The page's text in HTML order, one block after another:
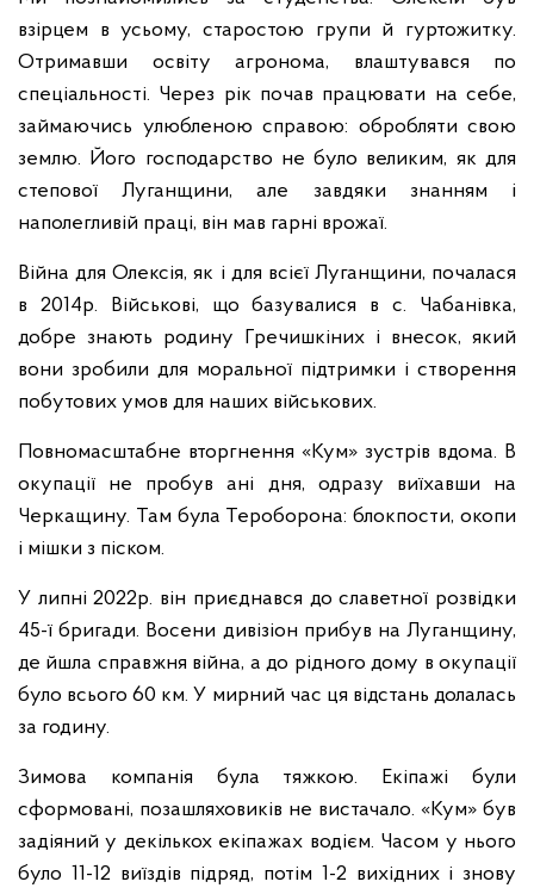
взірцем в усьому, старостою групи й гуртожитку.
Отримавши освіту агронома, влаштувався по
спеціальності. Через рік почав працювати на себе,
займаючись улюбленою справою: обробляти свою
землю. Його господарство не було великим, як для
степової Луганщини, але завдяки знанням і
наполегливій праці, він мав гарні врожаї.
Війна для Олексія, як і для всієї Луганщини, почалася
в 2014р. Військові, що базувалися в с. Чабанівка,
добре знають родину Гречишкіних і внесок, який
вони зробили для моральної підтримки і створення
побутових умов для наших військових.
Повномасштабне вторгнення «Кум» зустрів вдома. В
окупації не пробув ані дня, одразу виїхавши на
Черкащину. Там була Тероборона: блокпости, окопи
і мішки з піском.
У липні 2022р. він приєднався до славетної розвідки
45-ї бригади. Восени дивізіон прибув на Луганщину,
де йшла справжня війна, а до рідного дому в окупації
було всього 60 км. У мирний час ця відстань долалась
за годину.
Зимова компанія була тяжкою. Екіпажі були
сформовані, позашляховиків не вистачало. «Кум» був
задіяний у декількох екіпажах водієм. Часом у нього
було 11-12 виїздів підряд, потім 1-2 вихідних і знову